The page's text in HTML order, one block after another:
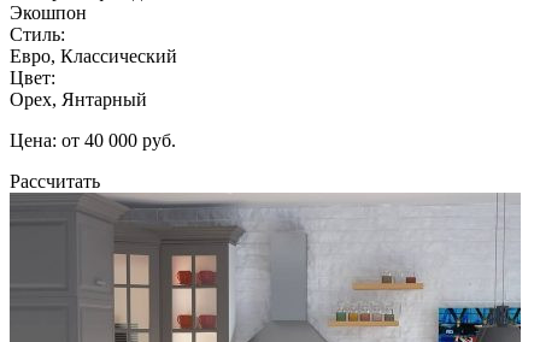
Экошпон
Стиль:
Евро, Классический
Цвет:
Орех, Янтарный
Цена: от 40 000 руб.
Рассчитать